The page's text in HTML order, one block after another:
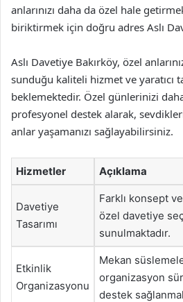
anlarınızı daha da özel hale
biriktirmek için doğru adres Aslı
Aslı Davetiye Bakırköy, özel
sunduğu kaliteli hizmet ve yaratıcı
beklemektedir. Özel günlerinizi
profesyonel destek alarak,
anlar yaşamanızı sağlayabilirsiniz.
Hizmetler Açıklama
Davetiye
Tasarımı
Farklı konsept
özel davetiye
sunulmaktadır.
Etkinlik
Organizasyonu
Mekan
organizasyon
destek